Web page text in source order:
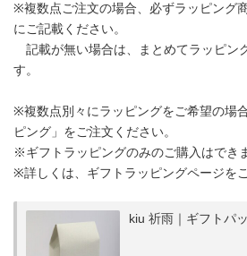
※複数点ご注文の場合、必ずラッピング
にご記載ください。
記載が無い場合は、まとめてラッピン
す。
※複数点別々にラッピングをご希望の場
ピング」をご注文ください。
※ギフトラッピングのみのご購入はでき
※詳しくは、ギフトラッピングページを
kiu 祈雨｜ギフトパ